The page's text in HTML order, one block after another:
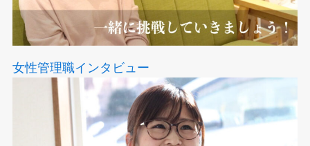
女性管理職インタビュー